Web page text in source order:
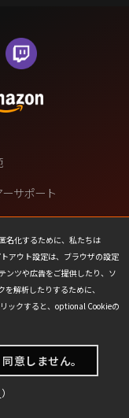
名化するために、私たちは
アウト設定は、ブラウザの設定
ンツや広告をご提供したり、ソ
解析したりするために、
ックすると、optional Cookieの
意しません。
）
サポート
販売や共有を許可し
ース
せ